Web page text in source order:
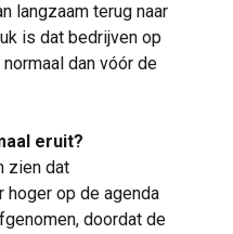
langzaam terug naar
is dat bedrijven op
dan vóór de
eruit?
zien dat
op de agenda
doordat de